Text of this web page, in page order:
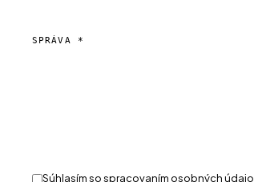
SPRÁVA *
Súhlasím so spracovaním osobných